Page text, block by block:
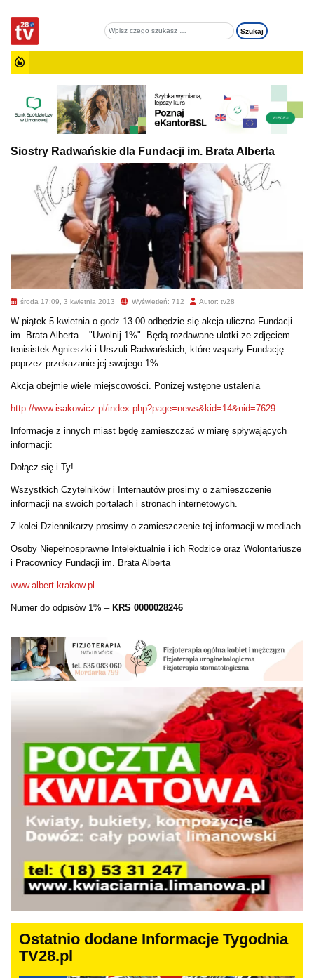
Siostry Radwańskie dla Fundacji im. Brata Alberta
środa 17:09, 3 kwietnia 2013 Wyświetleń: 712 Autor: tv28
W piątek 5 kwietnia o godz.13.00 odbędzie się akcja uliczna Fundacji
im. Brata Alberta – "Uwolnij 1%". Będą rozdawane ulotki ze zdjęciem
tenisistek Agnieszki i Urszuli Radwańskich, które wsparły Fundację
poprzez przekazanie jej swojego 1%.
Akcja obejmie wiele miejscowości. Poniżej wstępne ustalenia
http://www.isakowicz.pl/index.php?page=news&kid=14&nid=7629
Informacje z innych miast będę zamieszczać w miarę spływających
informacji:
Dołącz się i Ty!
Wszystkich Czytelników i Internautów prosimy o zamieszczenie
informacji na swoich portalach i stronach internetowych.
Z kolei Dziennikarzy prosimy o zamieszczenie tej informacji w mediach.
Osoby Niepełnosprawne Intelektualnie i ich Rodzice oraz Wolontariusze
i Pracownicy Fundacji im. Brata Alberta
www.albert.krakow.pl
Numer do odpisów 1% – KRS 0000028246
Ostatnio dodane Informacje Tygodnia
TV28.pl